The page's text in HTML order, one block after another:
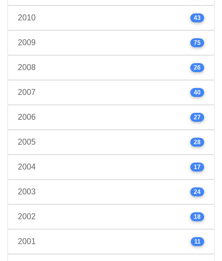
2010 43
2009 75
2008 26
2007 40
2006 27
2005 28
2004 17
2003 24
2002 18
2001 11